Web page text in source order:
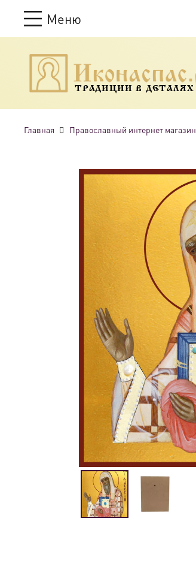
Меню
ТРАДИЦИИ В ДЕТАЛЯХ
Главная Православный интернет магазин